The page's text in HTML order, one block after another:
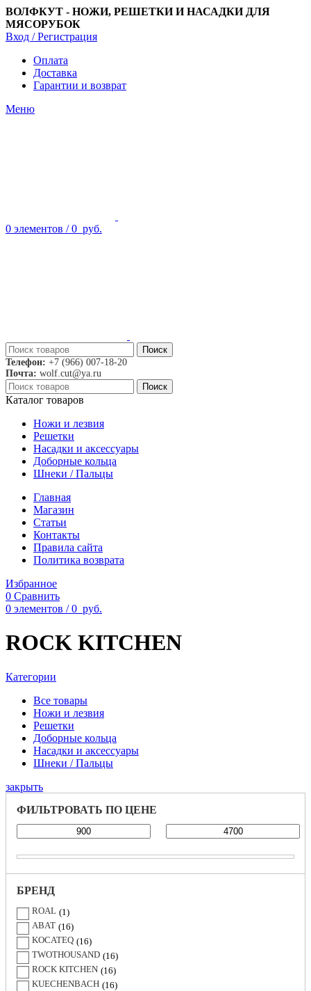
ВОЛФКУТ - НОЖИ, РЕШЕТКИ И НАСАДКИ ДЛЯ
МЯСОРУБОК
Вход / Регистрация
Оплата
Доставка
Гарантии и возврат
Меню
0 элементов / 0 руб.
Поиск
Телефон: +7 (966) 007-18-20
Почта: wolf.cut@ya.ru
Поиск
Каталог товаров
Ножи и лезвия
Решетки
Насадки и аксессуары
Доборные кольца
Шнеки / Пальцы
Главная
Магазин
Статьи
Контакты
Правила сайта
Политика возврата
Избранное
0 Сравнить
0 элементов / 0 руб.
ROCK KITCHEN
Категории
Все товары
Ножи и лезвия
Решетки
Доборные кольца
Насадки и аксессуары
Шнеки / Пальцы
закрыть
ФИЛЬТРОВАТЬ ПО ЦЕНЕ
БРЕНД
ROAL 1
ABAT 16
KOCATEQ 16
TWOTHOUSAND 16
ROCK KITCHEN 16
KUECHENBACH 16